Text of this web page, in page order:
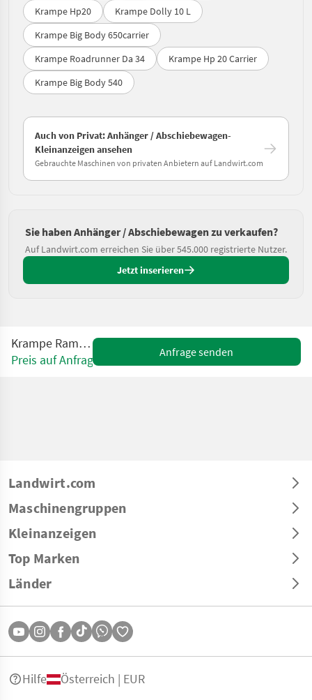
Krampe Hp20
Krampe Dolly 10 L
Krampe Big Body 650carrier
Krampe Roadrunner Da 34
Krampe Hp 20 Carrier
Krampe Big Body 540
Auch von Privat: Anhänger / Abschiebewagen-
Kleinanzeigen ansehen
Gebrauchte Maschinen von privaten Anbietern auf Landwirt.com
Sie haben Anhänger / Abschiebewagen zu verkaufen?
Auf Landwirt.com erreichen Sie über 545.000 registrierte Nutzer.
Jetzt inserieren
Krampe Rambody 680
Preis auf Anfrage
Anfrage senden
Landwirt.com
Maschinengruppen
Kleinanzeigen
Top Marken
Länder
Hilfe Österreich | EUR